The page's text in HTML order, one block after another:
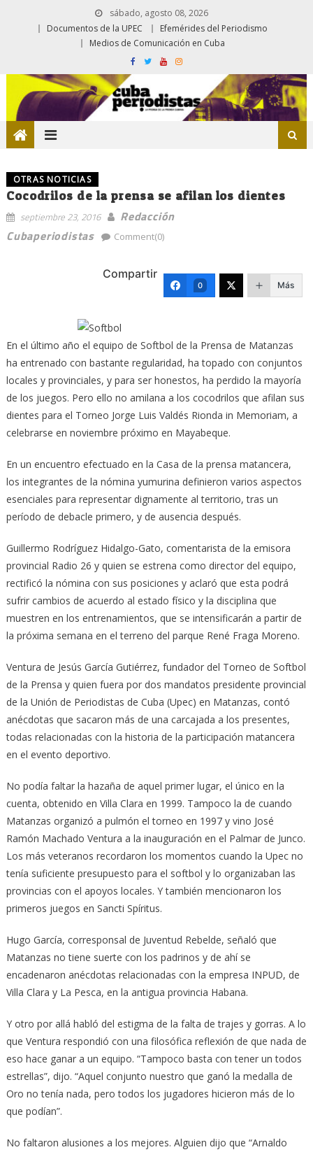
sábado, agosto 08, 2026
Documentos de la UPEC
Efemérides del Periodismo
Medios de Comunicación en Cuba
OTRAS NOTICIAS
Cocodrilos de la prensa se afilan los dientes
septiembre 23, 2016
Redacción
Cubaperiodistas
Comment(0)
Compartir
0 Más
En el último año el equipo de Softbol de la Prensa de Matanzas
ha entrenado con bastante regularidad, ha topado con conjuntos
locales y provinciales, y para ser honestos, ha perdido la mayoría
de los juegos. Pero ello no amilana a los cocodrilos que afilan sus
dientes para el Torneo Jorge Luis Valdés Rionda in Memoriam, a
celebrarse en noviembre próximo en Mayabeque.
En un encuentro efectuado en la Casa de la prensa matancera,
los integrantes de la nómina yumurina definieron varios aspectos
esenciales para representar dignamente al territorio, tras un
período de debacle primero, y de ausencia después.
Guillermo Rodríguez Hidalgo-Gato, comentarista de la emisora
provincial Radio 26 y quien se estrena como director del equipo,
rectificó la nómina con sus posiciones y aclaró que esta podrá
sufrir cambios de acuerdo al estado físico y la disciplina que
muestren en los entrenamientos, que se intensificarán a partir de
la próxima semana en el terreno del parque René Fraga Moreno.
Ventura de Jesús García Gutiérrez, fundador del Torneo de Softbol
de la Prensa y quien fuera por dos mandatos presidente provincial
de la Unión de Periodistas de Cuba (Upec) en Matanzas, contó
anécdotas que sacaron más de una carcajada a los presentes,
todas relacionadas con la historia de la participación matancera
en el evento deportivo.
No podía faltar la hazaña de aquel primer lugar, el único en la
cuenta, obtenido en Villa Clara en 1999. Tampoco la de cuando
Matanzas organizó a pulmón el torneo en 1997 y vino José
Ramón Machado Ventura a la inauguración en el Palmar de Junco.
Los más veteranos recordaron los momentos cuando la Upec no
tenía suficiente presupuesto para el softbol y lo organizaban las
provincias con el apoyos locales. Y también mencionaron los
primeros juegos en Sancti Spíritus.
Hugo García, corresponsal de Juventud Rebelde, señaló que
Matanzas no tiene suerte con los padrinos y de ahí se
encadenaron anécdotas relacionadas con la empresa INPUD, de
Villa Clara y La Pesca, en la antigua provincia Habana.
Y otro por allá habló del estigma de la falta de trajes y gorras. A lo
que Ventura respondió con una filosófica reflexión de que nada de
eso hace ganar a un equipo. “Tampoco basta con tener un todos
estrellas”, dijo. “Aquel conjunto nuestro que ganó la medalla de
Oro no tenía nada, pero todos los jugadores hicieron más de lo
que podían”.
No faltaron alusiones a los mejores. Alguien dijo que “Arnaldo